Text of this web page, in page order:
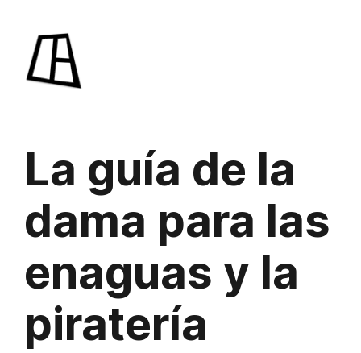
contenido
La guía de la
dama para las
enaguas y la
piratería